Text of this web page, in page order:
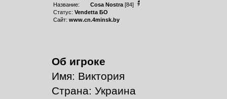
Название:
Cosa Nostra[84]
Статус: Vendetta БО
Сайт: www.cn.4minsk.by
Об игроке
Имя: Виктория
Страна: Украина